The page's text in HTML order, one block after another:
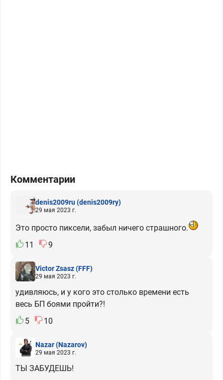
Комментарии
denis2009ru(denis2009ry)
29 мая 2023 г.
Это просто пиксели, забыл ничего страшного.
11
9
Victor Zsasz(FFF)
29 мая 2023 г.
удивляюсь, и у кого это столько времени есть
весь БП боями пройти?!
5
10
Nazar(Nazarov)
29 мая 2023 г.
ТЫ ЗАБУДЕШЬ!